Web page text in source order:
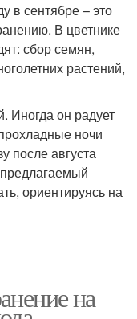
в сентябре – это
В цветнике
сбор семян,
растений,
Иногда он радует
ночи
после августа
ориентируясь на
на